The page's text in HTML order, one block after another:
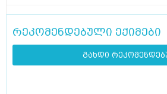
რეკომენდებული ექიმები
გახდი